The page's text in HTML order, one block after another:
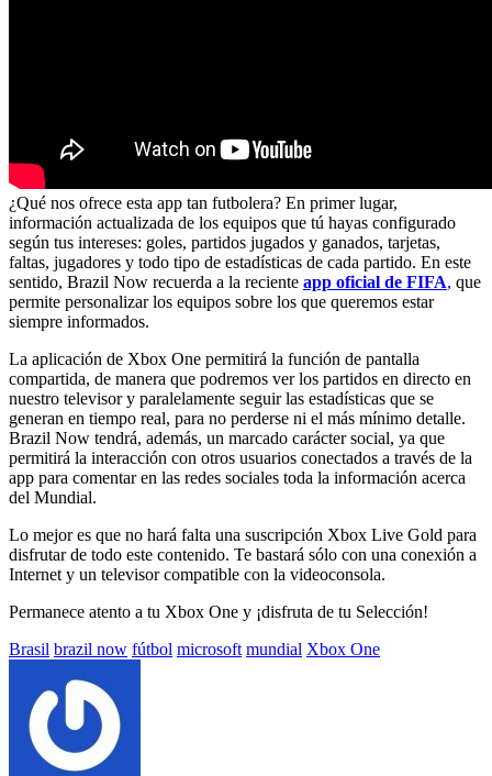
¿Qué nos ofrece esta app tan futbolera? En primer lugar,
información actualizada de los equipos que tú hayas configurado
según tus intereses: goles, partidos jugados y ganados, tarjetas,
faltas, jugadores y todo tipo de estadísticas de cada partido. En este
sentido, Brazil Now recuerda a la reciente app oficial de FIFA, que
permite personalizar los equipos sobre los que queremos estar
siempre informados.
La aplicación de Xbox One permitirá la función de pantalla
compartida, de manera que podremos ver los partidos en directo en
nuestro televisor y paralelamente seguir las estadísticas que se
generan en tiempo real, para no perderse ni el más mínimo detalle.
Brazil Now tendrá, además, un marcado carácter social, ya que
permitirá la interacción con otros usuarios conectados a través de la
app para comentar en las redes sociales toda la información acerca
del Mundial.
Lo mejor es que no hará falta una suscripción Xbox Live Gold para
disfrutar de todo este contenido. Te bastará sólo con una conexión a
Internet y un televisor compatible con la videoconsola.
Permanece atento a tu Xbox One y ¡disfruta de tu Selección!
Etiquetado
Brasil brazil now fútbol microsoft mundial Xbox One